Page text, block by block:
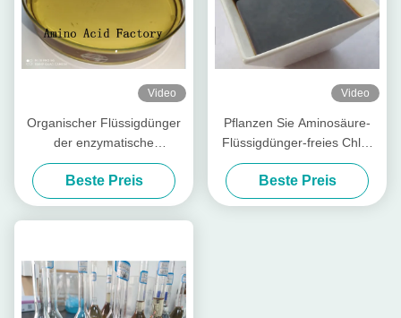
Video
Organischer Flüssigdünger
der enzymatische
Hydrolyseprozeßaminosäure-
50%
Beste Preis
Video
Pflanzen Sie Aminosäure-
Flüssigdünger-freies Chlor
des Quell30% der
Verpackung 1L
Beste Preis